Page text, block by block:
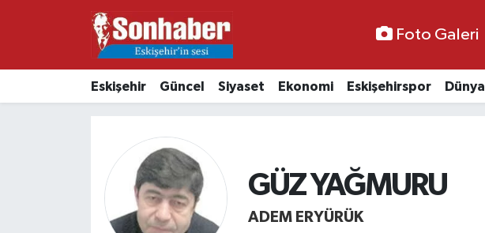
Foto Galeri
Eskişehir Güncel Siyaset Ekonomi Eskişehirspor Dünya
GÜZ YAĞMURU
ADEM ERYÜRÜK
Eğitim
Kültür & Sanat
Nöbetçi Eczaneler
Hava Durumu
Namaz Vakitleri
Trafik Durumu
Süper Lig Puan Durumu ve Fikstür